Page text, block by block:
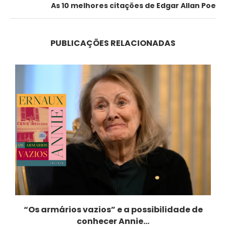
As 10 melhores citações de Edgar Allan Poe
PUBLICAÇÕES RELACIONADAS
“Os armários vazios” e a possibilidade de
conhecer Annie...